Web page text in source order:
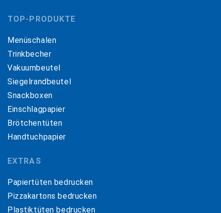
TOP-PRODUKTE
Menüschalen
Trinkbecher
Vakuumbeutel
Siegelrandbeutel
Snackboxen
Einschlagpapier
Brötchentüten
Handtuchpapier
EXTRAS
Papiertüten bedrucken
Pizzakartons bedrucken
Plastiktüten bedrucken